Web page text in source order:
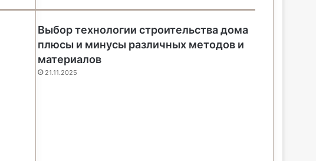
Выбор технологии строительства дома
плюсы и минусы различных методов и
материалов
21.11.2025